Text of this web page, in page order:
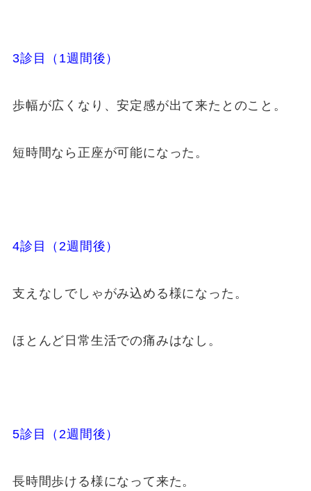
3診目（1週間後）
歩幅が広くなり、安定感が出て来たとのこと。
短時間なら正座が可能になった。
4診目（2週間後）
支えなしでしゃがみ込める様になった。
ほとんど日常生活での痛みはなし。
5診目（2週間後）
長時間歩ける様になって来た。